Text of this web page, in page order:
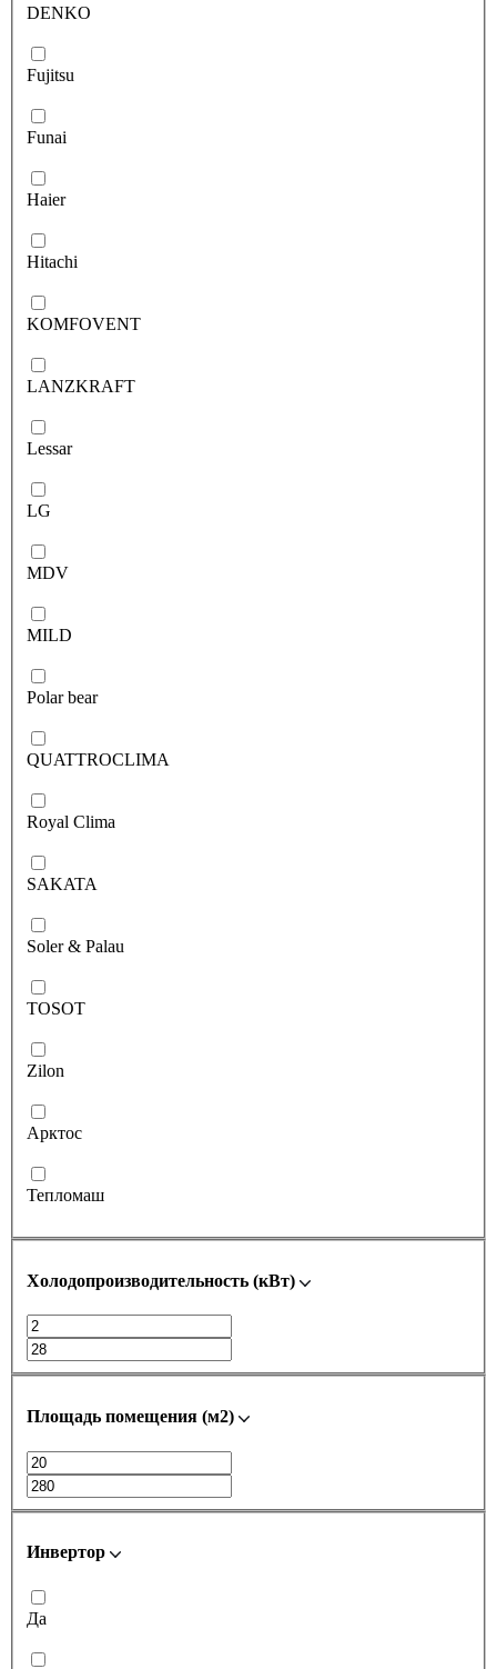
DENKO
Fujitsu
Funai
Haier
Hitachi
KOMFOVENT
LANZKRAFT
Lessar
LG
MDV
MILD
Polar bear
QUATTROCLIMA
Royal Clima
SAKATA
Soler & Palau
TOSOT
Zilon
Арктос
Тепломаш
Холодопроизводительность (кВт)
Площадь помещения (м2)
Инвертор
Да